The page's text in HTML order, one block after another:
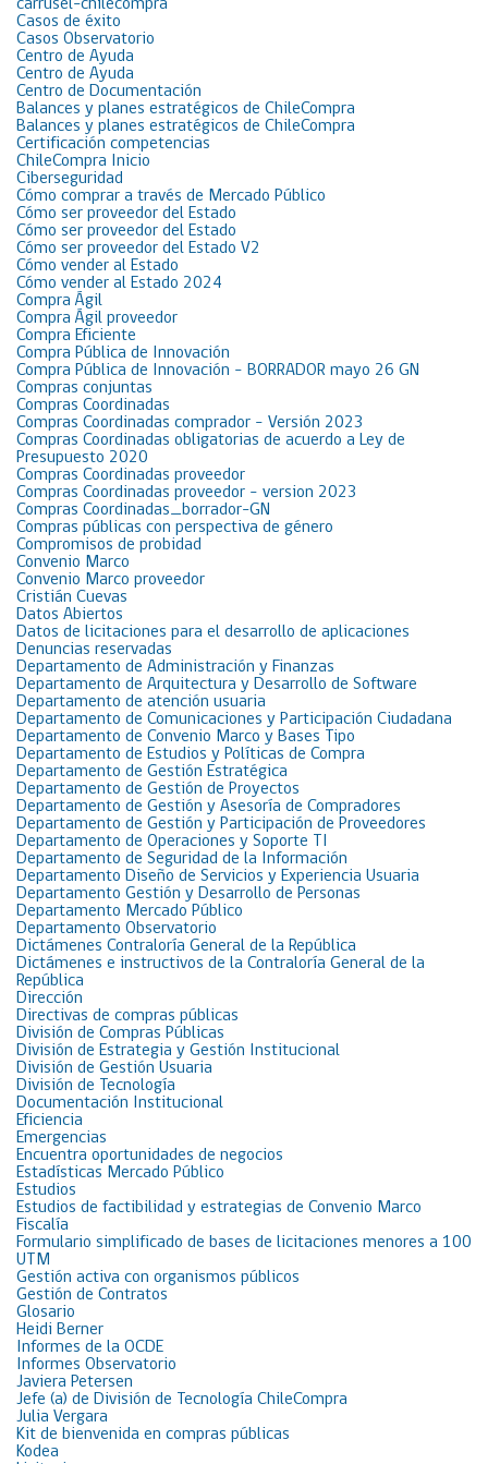
carrusel-chilecompra
Casos de éxito
Casos Observatorio
Centro de Ayuda
Centro de Ayuda
Centro de Documentación
Balances y planes estratégicos de ChileCompra
Balances y planes estratégicos de ChileCompra
Certificación competencias
ChileCompra Inicio
Ciberseguridad
Cómo comprar a través de Mercado Público
Cómo ser proveedor del Estado
Cómo ser proveedor del Estado
Cómo ser proveedor del Estado V2
Cómo vender al Estado
Cómo vender al Estado 2024
Compra Ágil
Compra Ágil proveedor
Compra Eficiente
Compra Pública de Innovación
Compra Pública de Innovación – BORRADOR mayo 26 GN
Compras conjuntas
Compras Coordinadas
Compras Coordinadas comprador – Versión 2023
Compras Coordinadas obligatorias de acuerdo a Ley de
Presupuesto 2020
Compras Coordinadas proveedor
Compras Coordinadas proveedor – version 2023
Compras Coordinadas_borrador-GN
Compras públicas con perspectiva de género
Compromisos de probidad
Convenio Marco
Convenio Marco proveedor
Cristián Cuevas
Datos Abiertos
Datos de licitaciones para el desarrollo de aplicaciones
Denuncias reservadas
Departamento de Administración y Finanzas
Departamento de Arquitectura y Desarrollo de Software
Departamento de atención usuaria
Departamento de Comunicaciones y Participación Ciudadana
Departamento de Convenio Marco y Bases Tipo
Departamento de Estudios y Políticas de Compra
Departamento de Gestión Estratégica
Departamento de Gestión de Proyectos
Departamento de Gestión y Asesoría de Compradores
Departamento de Gestión y Participación de Proveedores
Departamento de Operaciones y Soporte TI
Departamento de Seguridad de la Información
Departamento Diseño de Servicios y Experiencia Usuaria
Departamento Gestión y Desarrollo de Personas
Departamento Mercado Público
Departamento Observatorio
Dictámenes Contraloría General de la República
Dictámenes e instructivos de la Contraloría General de la
República
Dirección
Directivas de compras públicas
División de Compras Públicas
División de Estrategia y Gestión Institucional
División de Gestión Usuaria
División de Tecnología
Documentación Institucional
Eficiencia
Emergencias
Encuentra oportunidades de negocios
Estadísticas Mercado Público
Estudios
Estudios de factibilidad y estrategias de Convenio Marco
Fiscalía
Formulario simplificado de bases de licitaciones menores a 100
UTM
Gestión activa con organismos públicos
Gestión de Contratos
Glosario
Heidi Berner
Informes de la OCDE
Informes Observatorio
Javiera Petersen
Jefe (a) de División de Tecnología ChileCompra
Julia Vergara
Kit de bienvenida en compras públicas
Kodea